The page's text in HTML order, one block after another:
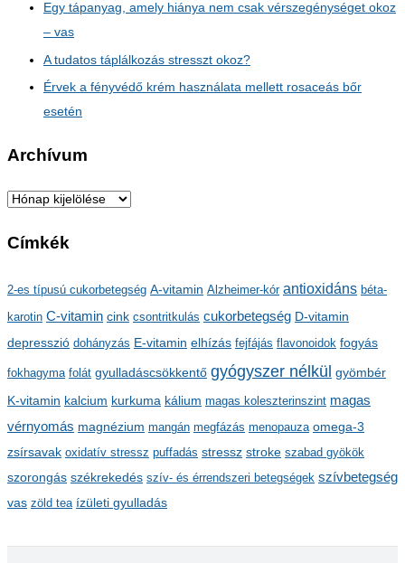
Egy tápanyag, amely hiánya nem csak vérszegénységet okoz
– vas
A tudatos táplálkozás stresszt okoz?
Érvek a fényvédő krém használata mellett rosaceás bőr
esetén
Archívum
A
c
í
v
u
m
Címkék
2-es típusú cukorbetegség A-vitamin Alzheimer-kór antioxidáns béta-
karotin C-vitamin cink csontritkulás cukorbetegség D-vitamin
depresszió dohányzás E-vitamin elhízás fejfájás flavonoidok fogyás
fokhagyma folát gyulladáscsökkentő gyógyszer nélkül gyömbér
K-vitamin kalcium kurkuma kálium magas koleszterinszint magas
vérnyomás magnézium mangán megfázás menopauza omega-3
zsírsavak oxidatív stressz puffadás stressz stroke szabad gyökök
szorongás székrekedés szív- és érrendszeri betegségek szívbetegség
vas zöld tea ízületi gyulladás